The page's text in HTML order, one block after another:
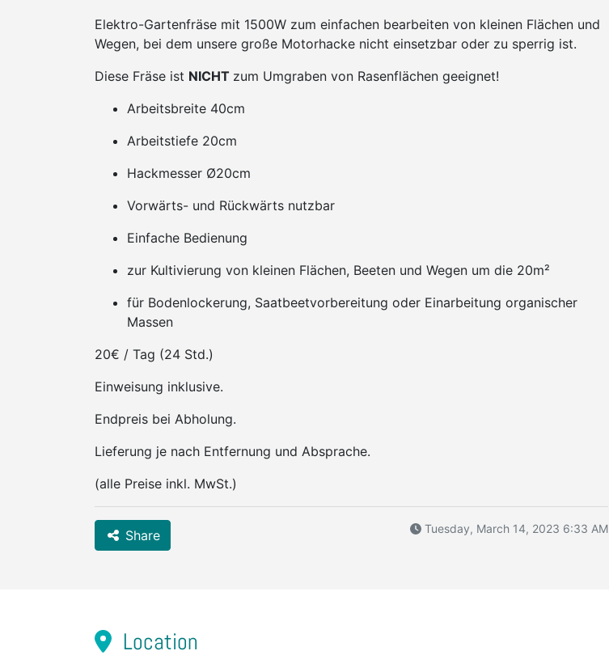
Elektro-Gartenfräse mit 1500W zum einfachen bearbeiten von kleinen Flächen und
Wegen, bei dem unsere große Motorhacke nicht einsetzbar oder zu sperrig ist.
Diese Fräse ist NICHT zum Umgraben von Rasenflächen geeignet!
Arbeitsbreite 40cm
Arbeitstiefe 20cm
Hackmesser Ø20cm
Vorwärts- und Rückwärts nutzbar
Einfache Bedienung
zur Kultivierung von kleinen Flächen, Beeten und Wegen um die 20m²
für Bodenlockerung, Saatbeetvorbereitung oder Einarbeitung organischer
Massen
20€ / Tag (24 Std.)
Einweisung inklusive.
Endpreis bei Abholung.
Lieferung je nach Entfernung und Absprache.
(alle Preise inkl. MwSt.)
Share Tuesday, March 14, 2023 6:33 AM
Location